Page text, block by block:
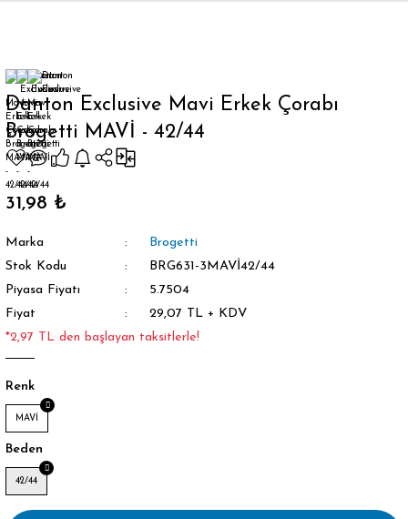
Danton Exclusive Mavi Erkek Çorabı
Brogetti MAVİ - 42/44
31,98 ₺
Marka
Brogetti
Stok Kodu
BRG631-3MAVİ42/44
Piyasa Fiyatı
5.7504
Fiyat
29,07 TL + KDV
*2,97 TL den başlayan taksitlerle!
Renk
MAVİ
Beden
42/44